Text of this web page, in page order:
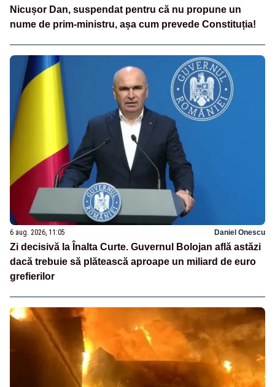
Nicușor Dan, suspendat pentru că nu propune un
nume de prim-ministru, așa cum prevede Constituția!
6 aug. 2026, 11:05 Daniel Onescu
Zi decisivă la Înalta Curte. Guvernul Bolojan află astăzi
dacă trebuie să plătească aproape un miliard de euro
grefierilor